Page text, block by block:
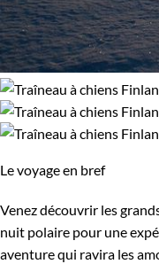
Le voyage en bref
Venez découvrir les
nuit polaire pour une
aventure qui ravira les